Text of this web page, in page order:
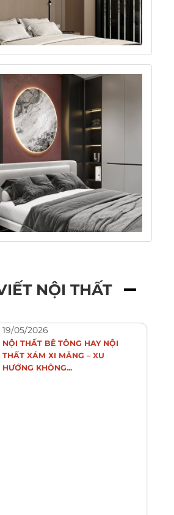
NỘI THẤT
19/05/2026
NỘI THẤT BÊ TÔNG HAY NỘI
THẤT XÁM XI MĂNG – XU
HƯỚNG KHÔNG...